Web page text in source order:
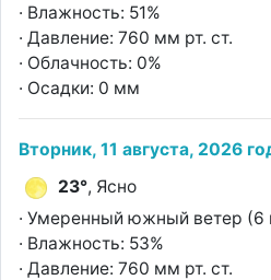
· Влажность: 51%
· Давление: 760 мм рт. ст.
· Облачность: 0%
· Осадки: 0 мм
Вторник, 11 августа, 2026
23°, Ясно
· Умеренный южный ветер (6
· Влажность: 53%
· Давление: 760 мм рт. ст.